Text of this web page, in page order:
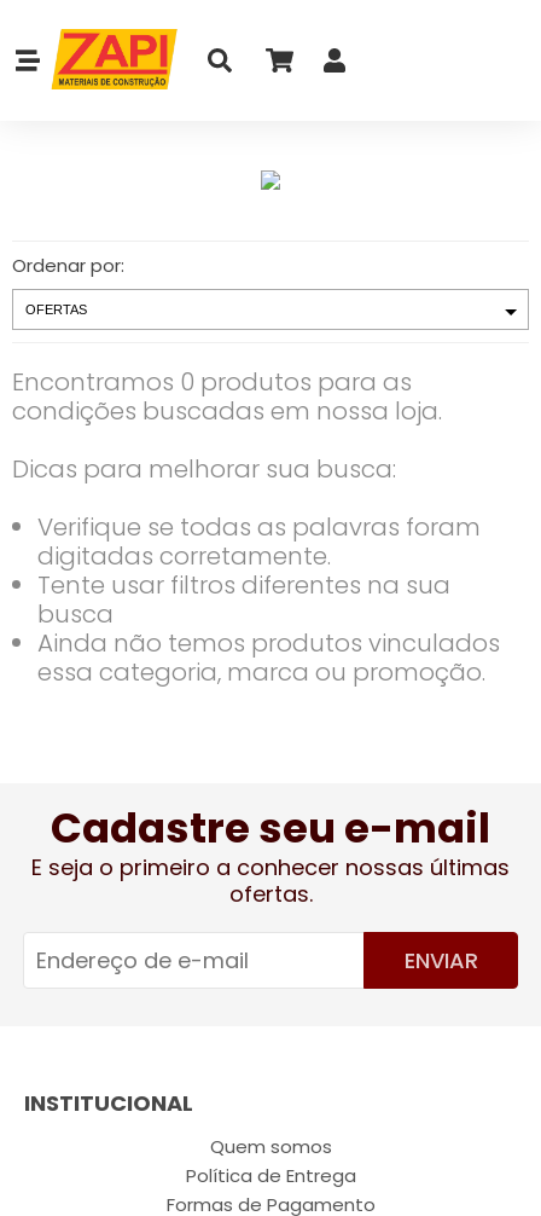
Ordenar por:
Encontramos 0 produtos para as
condições buscadas em nossa loja.
Dicas para melhorar sua busca:
Verifique se todas as palavras foram
digitadas corretamente.
Tente usar filtros diferentes na sua
busca
Ainda não temos produtos vinculados
essa categoria, marca ou promoção.
Cadastre seu e-mail
E seja o primeiro a conhecer nossas últimas
ofertas.
ENVIAR
INSTITUCIONAL
Quem somos
Política de Entrega
Formas de Pagamento